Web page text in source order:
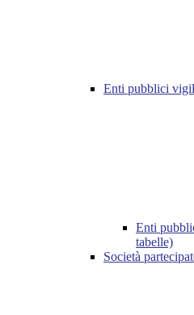
Enti pubblici
Enti
tabelle)
Società